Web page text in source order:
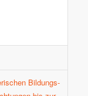
Bildungs-